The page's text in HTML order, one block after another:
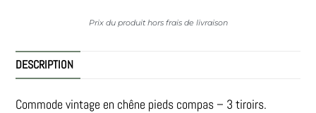
Prix du produit hors frais de livraison
DESCRIPTION
Commode vintage en chêne pieds compas – 3 tiroirs.